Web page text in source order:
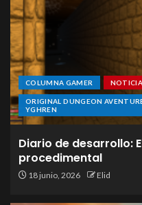
COLUMNA GAMER
ORIGINAL DUNGEON
YGHREN
Diario de desarrollo:
procedimental
18 junio, 2026 Elid